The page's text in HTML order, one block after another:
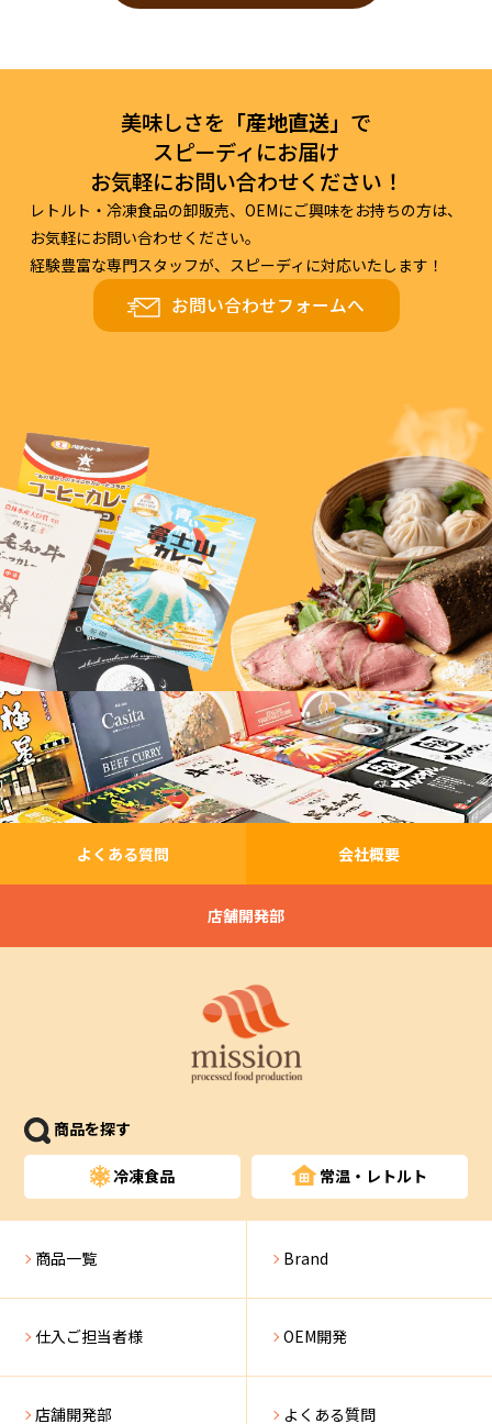
美味しさを 「産地直送」 で
スピーディにお届け
お気軽にお問い合わせください！
レトルト・冷凍食品の卸販売、OEMにご興味をお持ちの方は、
お気軽にお問い合わせください。
経験豊富な専門スタッフが、スピーディに対応いたします！
お問い合わせフォームへ
よくある質問 会社概要
店舗開発部
商品を探す
冷凍食品 常温・レトルト
商品一覧 Brand
仕入ご担当者様 OEM開発
店舗開発部 よくある質問